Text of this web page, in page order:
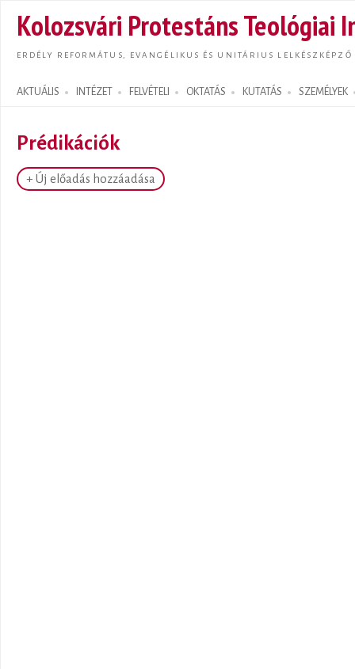
Kolozsvári Protestáns Teológiai
ERDÉLY REFORMÁTUS, EVANGÉLIKUS ÉS UNITÁRIUS LELKÉSZKÉPZŐ
AKTUÁLIS INTÉZET FELVÉTELI OKTATÁS KUTATÁS SZEMÉLYEK
Search form
Prédikációk
+ Új előadás hozzáadása